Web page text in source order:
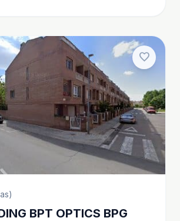
favorite
BPT OPTICS BPG